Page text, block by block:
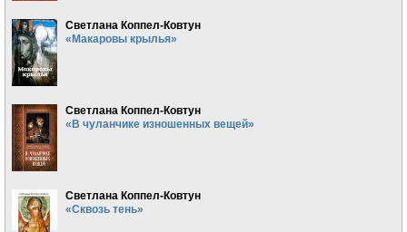
Светлана Коппел-Ковтун
«Макаровы крылья»
Светлана Коппел-Ковтун
«В чуланчике изношенных вещей»
Светлана Коппел-Ковтун
«Сквозь тень»